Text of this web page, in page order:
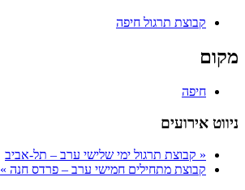
קבוצת תרגול חיפה
מקום
חיפה
ניווט אירועים
« קבוצת תרגול ימי שלישי ערב – תל-אביב
קבוצת מתחילים חמישי ערב – פרדס חנה »